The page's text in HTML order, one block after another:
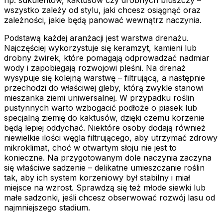
wszystko zależy od stylu, jaki chcesz osiągnąć oraz
zależności, jakie będą panować wewnątrz naczynia.
Podstawą każdej aranżacji jest warstwa drenażu.
Najczęściej wykorzystuje się keramzyt, kamieni lub
drobny żwirek, które pomagają odprowadzać nadmiar
wody i zapobiegają rozwojowi pleśni. Na drenaż
wysypuje się kolejną warstwę – filtrującą, a następnie
przechodzi do właściwej gleby, którą zwykle stanowi
mieszanka ziemi uniwersalnej. W przypadku roślin
pustynnych warto wzbogacić podłoże o piasek lub
specjalną ziemię do kaktusów, dzięki czemu korzenie
będą lepiej oddychać. Niektóre osoby dodają również
niewielkie ilości węgla filtrującego, aby utrzymać zdrowy
mikroklimat, choć w otwartym słoju nie jest to
konieczne. Na przygotowanym dole naczynia zaczyna
się właściwe sadzenie – delikatne umieszczanie roślin
tak, aby ich system korzeniowy był stabilny i miał
miejsce na wzrost. Sprawdzą się też młode siewki lub
małe sadzonki, jeśli chcesz obserwować rozwój lasu od
najmniejszego stadium.